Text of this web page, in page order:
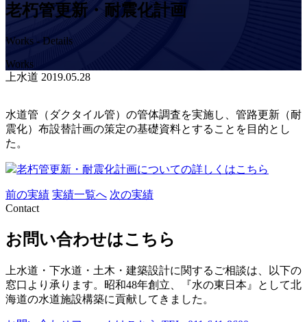
老朽管更新・耐震化計画
Works - Details
Works
上水道 2019.05.28
水道管（ダクタイル管）の管体調査を実施し、管路更新（耐
震化）布設替計画の策定の基礎資料とすることを目的とし
た。
老朽管更新・耐震化計画についての詳しくはこちら
前の実績 実績一覧へ 次の実績
Contact
お問い合わせはこちら
上水道・下水道・土木・建築設計に関するご相談は、以下の
窓口より承ります。昭和48年創立、『水の東日本』として北
海道の水道施設構築に貢献してきました。